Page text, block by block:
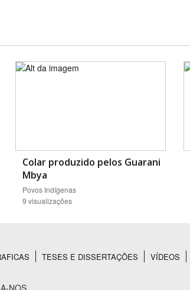
Colar produzido pelos Guarani
Mbya
Povos Indígenas
9 visualizações
TESES E DISSERTAÇÕES VÍDEOS